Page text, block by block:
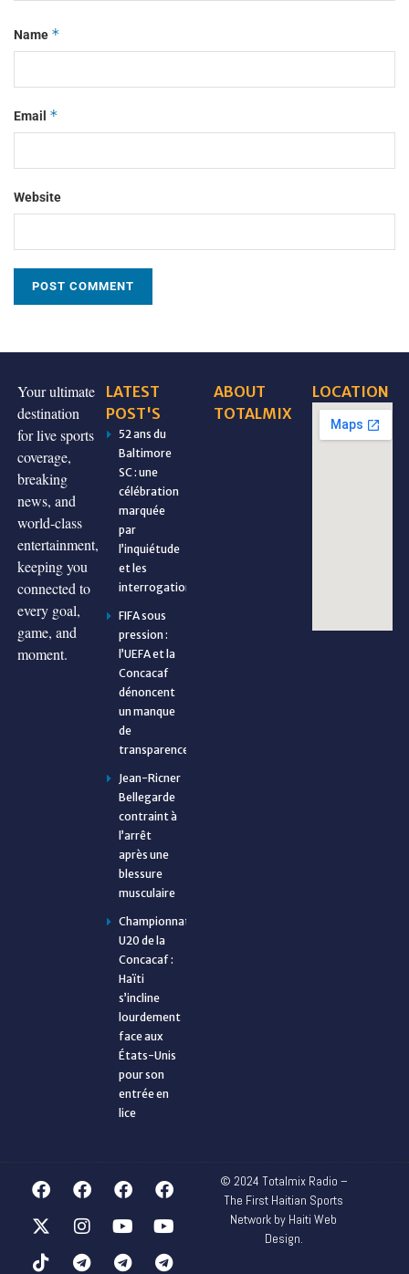
Name *
Email *
Website
Your ultimate
destination
for live sports
coverage,
breaking
news, and
world-class
entertainment,
keeping you
connected to
every goal,
game, and
moment.
LATEST
POST'S
52 ans du
Baltimore
SC : une
célébration
marquée
par
l’inquiétude
et les
interrogations
FIFA sous
pression :
l’UEFA et la
Concacaf
dénoncent
un manque
de
transparence
Jean-Ricner
Bellegarde
contraint à
l’arrêt
après une
blessure
musculaire
Championnat
U20 de la
Concacaf :
Haïti
s’incline
lourdement
face aux
États-Unis
pour son
entrée en
lice
ABOUT
TOTALMIX
LOCATION
© 2024 Totalmix Radio –
The First Haitian Sports
Network by Haiti Web
Design.